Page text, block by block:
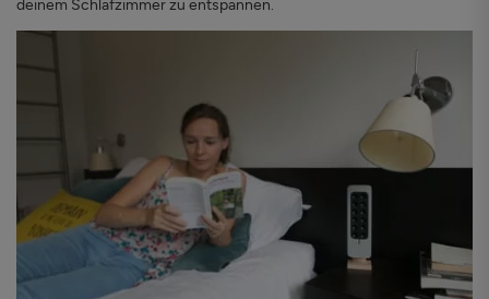
deinem Schlafzimmer zu entspannen.